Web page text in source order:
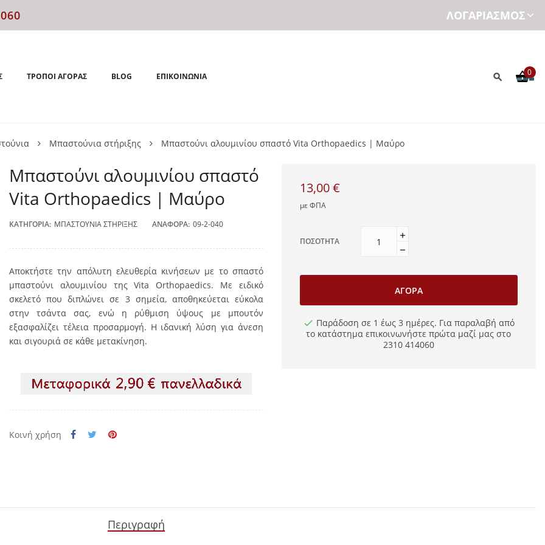
ΛΟΓΑΡΙΑΣΜΌΣ
ΤΡΌΠΟΙ ΑΓΟΡΆΣ BLOG ΕΠΙΚΟΙΝΩΝΊΑ 0
Μπαστούνια στήριξης Μπαστούνι αλουμινίου σπαστό Vita Orthopaedics | Μαύρο
Μπαστούνι αλουμινίου σπαστό
Vita Orthopaedics | Μαύρο
ΚΑΤΗΓΟΡΊΑ: ΜΠΑΣΤΟΎΝΙΑ ΣΤΉΡΙΞΗΣ ΑΝΑΦΟΡΆ: 09-2-040
Αποκτήστε την απόλυτη ελευθερία κινήσεων με το σπαστό
μπαστούνι αλουμινίου της Vita Orthopaedics. Με ειδικό
σκελετό που διπλώνει σε 3 σημεία, αποθηκεύεται εύκολα
στην τσάντα σας, ενώ η ρύθμιση ύψους με μπουτόν
εξασφαλίζει τέλεια προσαρμογή. Η ιδανική λύση για άνεση
και σιγουριά σε κάθε μετακίνηση.
Κοινή χρήση
13,00 €
με ΦΠΑ
ΠΟΣΌΤΗΤΑ
ΑΓΟΡΆ
Παράδοση σε 1 έως 3 ημέρες. Για παραλαβή από
το κατάστημα επικοινωνήστε πρώτα μαζί μας στο
2310 414060
Περιγραφή